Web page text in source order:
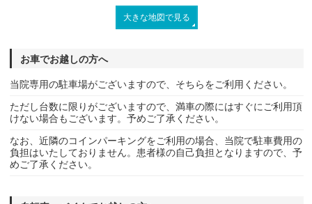
大きな地図で見る
お車でお越しの方へ
当院専用の駐車場がございますので、そちらをご利用ください。
ただし台数に限りがございますので、満車の際にはすぐにご利用頂
けない場合もございます。予めご了承ください。
なお、近隣のコインパーキングをご利用の場合、当院で駐車費用の
負担はいたしておりません。患者様の自己負担となりますので、予
めご了承ください。